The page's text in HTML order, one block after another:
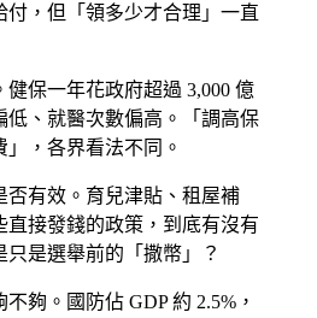
付，但「領多少才合理」一直
健保一年花政府超過 3,000 億
低、就醫次數偏高。「調高保
，各界看法不同。
否有效 。育兒津貼、租屋補
直接發錢的政策，到底有沒有
是選舉前的「撒幣」？
不夠 。國防佔 GDP 約 2.5%，